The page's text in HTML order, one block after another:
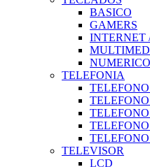
BASICO
GAMERS
INTERNET
NUMERICO
TELEFONIA
TELEVISOR
LCD